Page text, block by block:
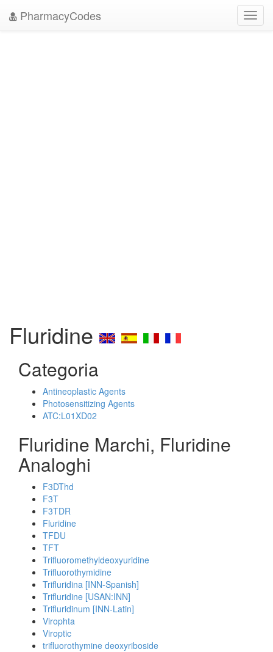
PharmacyCodes
Fluridine
Categoria
Antineoplastic Agents
Photosensitizing Agents
ATC:L01XD02
Fluridine Marchi, Fluridine
Analoghi
F3DThd
F3T
F3TDR
Fluridine
TFDU
TFT
Trifluoromethyldeoxyuridine
Trifluorothymidine
Trifluridina [INN-Spanish]
Trifluridine [USAN:INN]
Trifluridinum [INN-Latin]
Virophta
Viroptic
trifluorothymine deoxyriboside